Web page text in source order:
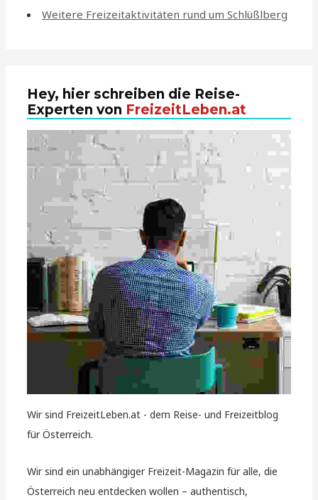
Weitere Freizeitaktivitäten rund um Schlüßlberg
Hey, hier schreiben die Reise-
Experten von FreizeitLeben.at
Wir sind FreizeitLeben.at - dem Reise- und Freizeitblog
für Österreich.
Wir sind ein unabhängiger Freizeit-Magazin für alle, die
Österreich neu entdecken wollen – authentisch,